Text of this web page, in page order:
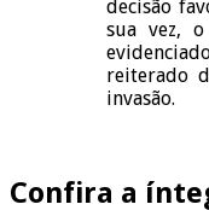
decisão
sua vez,
reiterado
invasão.
Confira a